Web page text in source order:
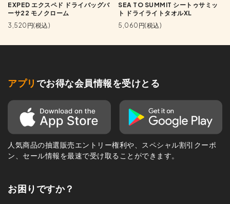
EXPED エクスペド ドライバッグバ
ーサ22 モノクローム
3,520円(税込)
SEA TO SUMMIT シートゥサミッ
ト ドライライトタオルXL
5,060円(税込)
アプリ でお得な会員情報を受けとる
人気商品の抽選販売エントリー権利や、スペシャル割引クーポ
ン、セール情報を最速で受け取ることができます。
お困りですか？